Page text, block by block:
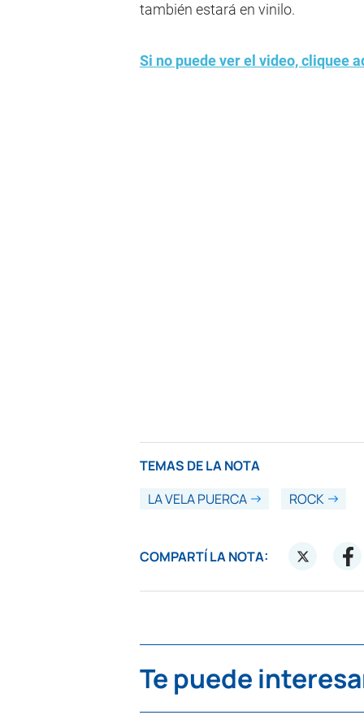
también estará en vinilo.
Si no puede ver el video, cliquee
TEMAS DE LA NOTA
LA VELA PUERCA
ROCK
COMPARTÍ LA NOTA:
Te puede